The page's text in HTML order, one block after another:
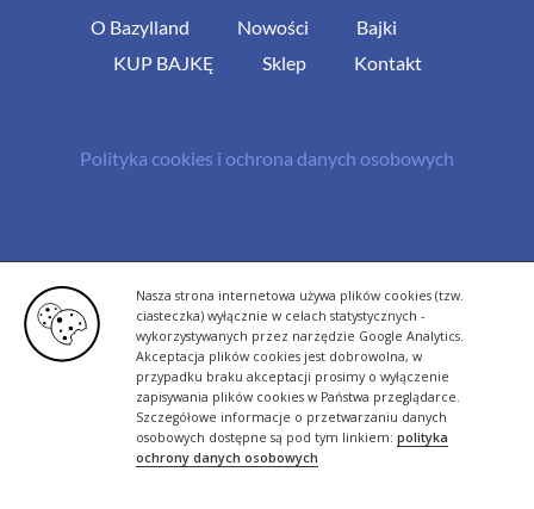
Nasza strona internetowa używa plików cookies (tzw.
ciasteczka) wyłącznie w celach statystycznych -
wykorzystywanych przez narzędzie Google Analytics.
Akceptacja plików cookies jest dobrowolna, w
przypadku braku akceptacji prosimy o wyłączenie
zapisywania plików cookies w Państwa przeglądarce.
Szczegółowe informacje o przetwarzaniu danych
osobowych dostępne są pod tym linkiem: polityka
ochrony danych osobowych
O Bazylland Nowości
Bajki
KUP BAJKĘ
Sklep Kontakt
Polityka cookies i ochrona danych osobowych
rutyna.pl - tworzenie stron www